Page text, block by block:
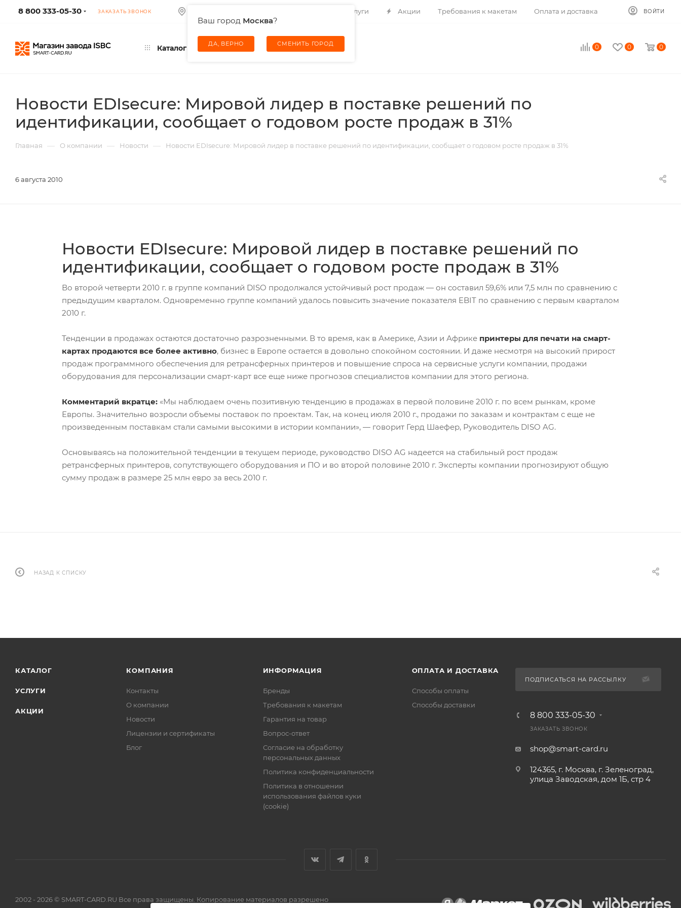
8 800 333-05-30 ЗАКАЗАТЬ ЗВОНОК
Ваш город Москва?
ДА, ВЕРНО СМЕНИТЬ ГОРОД
Услуги Акции Требования к макетам Оплата и доставка ВОЙТИ
Каталог 0 0 0
Новости EDIsecure: Мировой лидер в поставке решений по
идентификации, сообщает о годовом росте продаж в 31%
Главная — О компании — Новости — Новости EDIsecure: Мировой лидер в поставке решений по идентификации, сообщает о годовом росте продаж в 31%
6 августа 2010
Новости EDIsecure: Мировой лидер в поставке решений по
идентификации, сообщает о годовом росте продаж в 31%
Во второй четверти 2010 г. в группе компаний DISO продолжался устойчивый рост продаж — он составил 59,6% или 7,5 млн по сравнению с
предыдущим кварталом. Одновременно группе компаний удалось повысить значение показателя EBIT по сравнению с первым кварталом
2010 г.
Тенденции в продажах остаются достаточно разрозненными. В то время, как в Америке, Азии и Африке принтеры для печати на смарт-
картах продаются все более активно, бизнес в Европе остается в довольно спокойном состоянии. И даже несмотря на высокий прирост
продаж программного обеспечения для ретрансферных принтеров и повышение спроса на сервисные услуги компании, продажи
оборудования для персонализации смарт-карт все еще ниже прогнозов специалистов компании для этого региона.
Комментарий вкратце: «Мы наблюдаем очень позитивную тенденцию в продажах в первой половине 2010 г. по всем рынкам, кроме
Европы. Значительно возросли объемы поставок по проектам. Так, на конец июля 2010 г., продажи по заказам и контрактам с еще не
произведенным поставкам стали самыми высокими в истории компании», — говорит Герд Шаефер, Руководитель DISO AG.
Основываясь на положительной тенденции в текущем периоде, руководство DISO AG надеется на стабильный рост продаж
ретрансферных принтеров, сопутствующего оборудования и ПО и во второй половине 2010 г. Эксперты компании прогнозируют общую
сумму продаж в размере 25 млн евро за весь 2010 г.
НАЗАД К СПИСКУ
КАТАЛОГ
УСЛУГИ
АКЦИИ
КОМПАНИЯ
Контакты
О компании
Новости
Лицензии и сертификаты
Блог
ИНФОРМАЦИЯ
Бренды
Требования к макетам
Гарантия на товар
Вопрос-ответ
Согласие на обработку
персональных данных
Политика конфиденциальности
Политика в отношении
использования файлов куки
(cookie)
ОПЛАТА И ДОСТАВКА
Способы оплаты
Способы доставки
ПОДПИСАТЬСЯ НА РАССЫЛКУ
8 800 333-05-30
ЗАКАЗАТЬ ЗВОНОК
shop@smart-card.ru
124365, г. Москва, г. Зеленоград,
улица Заводская, дом 1Б, стр 4
2002 - 2026 © SMART-CARD.RU Все права защищены. Копирование материалов разрешено